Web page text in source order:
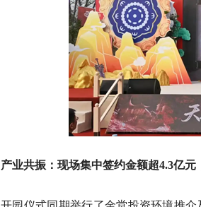
产业共振：现场集中签约金额超4.3亿元